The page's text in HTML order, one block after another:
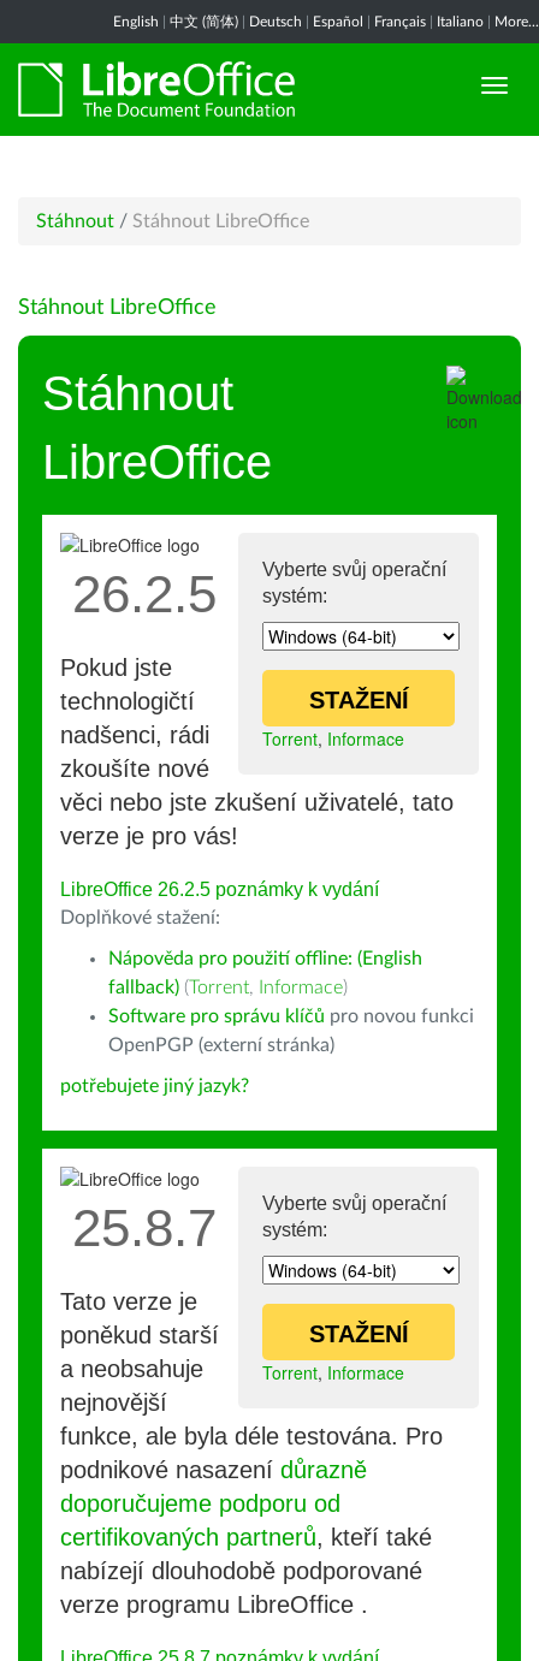
English 中文 (简体) Deutsch Español Français Italiano More...
Stáhnout / Stáhnout LibreOffice
Stáhnout LibreOffice
Stáhnout
LibreOffice
Vyberte svůj operační
systém:
STAŽENÍ
Torrent, Informace
26.2.5
Pokud jste
technologičtí
nadšenci, rádi
zkoušíte nové
věci nebo jste zkušení uživatelé, tato
verze je pro vás!
LibreOffice 26.2.5 poznámky k vydání
Doplňkové stažení:
Nápověda pro použití offline: (English
fallback) (Torrent, Informace)
Software pro správu klíčů pro novou funkci
OpenPGP (externí stránka)
potřebujete jiný jazyk?
Vyberte svůj operační
systém:
STAŽENÍ
Torrent, Informace
25.8.7
Tato verze je
poněkud starší
a neobsahuje
nejnovější
funkce, ale byla déle testována. Pro
podnikové nasazení důrazně
doporučujeme podporu od
certifikovaných partnerů, kteří také
nabízejí dlouhodobě podporované
verze programu LibreOffice .